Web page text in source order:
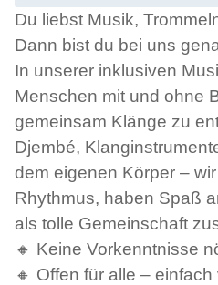
Du liebst Musik,
Dann bist du bei uns
In unserer inklusiven
Menschen mit und ohne
gemeinsam Klänge zu
Djembé,
dem eigenen Körper –
Rhythmus, haben Spaß
als tolle Gemeinschaft
🔸 Keine Vorkenntnisse
🔸 Offen für alle –